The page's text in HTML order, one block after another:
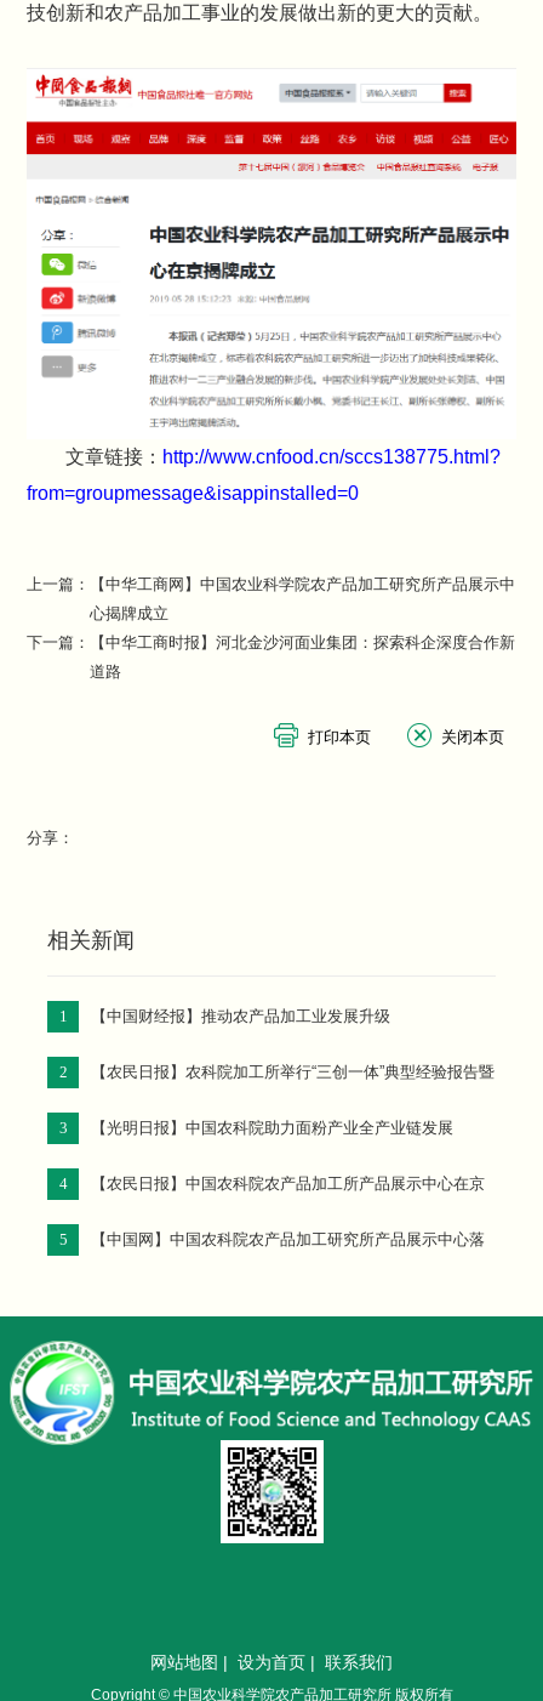
技创新和农产品加工事业的发展做出新的更大的贡献。
文章链接： http://www.cnfood.cn/sccs138775.html?
from=groupmessage&isappinstalled=0
上一篇：
【中华工商网】中国农业科学院农产品加工研究所产品展示中
心揭牌成立
下一篇：
【中华工商时报】河北金沙河面业集团：探索科企深度合作新
道路
分享：
相关新闻
1 【中国财经报】推动农产品加工业发展升级
2
【农民日报】农科院加工所举行“三创一体”典型经验报告暨
3
【光明日报】中国农科院助力面粉产业全产业链发展
4
【农民日报】中国农科院农产品加工所产品展示中心在京
5
【中国网】中国农科院农产品加工研究所产品展示中心落
网站地图 | 设为首页 | 联系我们
Copyright © 中国农业科学院农产品加工研究所 版权所有